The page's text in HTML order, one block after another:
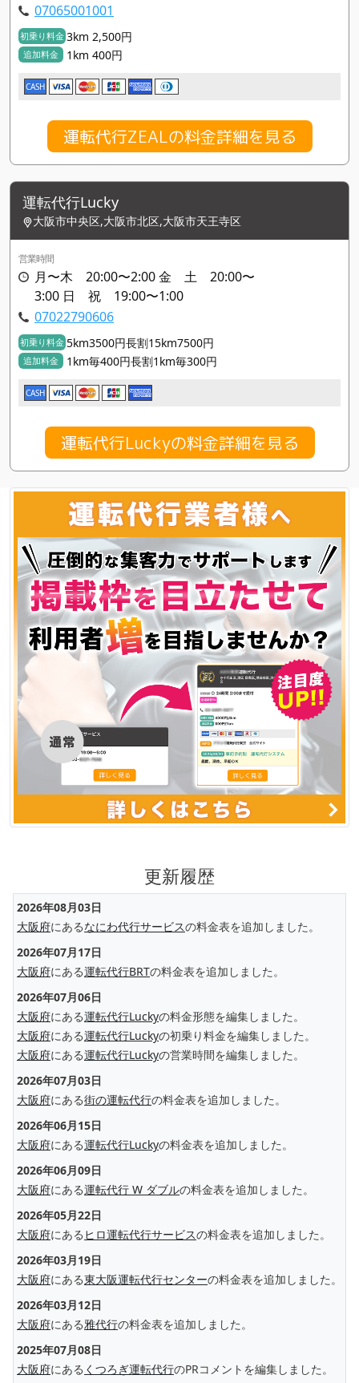
07065001001
初乗り料金 3km 2,500円
追加料金 1km 400円
CASH
運転代行ZEALの料金詳細を見る
運転代行Lucky
大阪市中央区,大阪市北区,大阪市天王寺区
営業時間
月〜木 20:00〜2:00 金 土 20:00〜
3:00 日 祝 19:00〜1:00
07022790606
初乗り料金 5km3500円長割15km7500円
追加料金 1km毎400円長割1km毎300円
CASH
運転代行Luckyの料金詳細を見る
更新履歴
2026年08月03日
大阪府にあるなにわ代行サービスの料金表を追加しました。
2026年07月17日
大阪府にある運転代行BRTの料金表を追加しました。
2026年07月06日
大阪府にある運転代行Luckyの料金形態を編集しました。
大阪府にある運転代行Luckyの初乗り料金を編集しました。
大阪府にある運転代行Luckyの営業時間を編集しました。
2026年07月03日
大阪府にある街の運転代行の料金表を追加しました。
2026年06月15日
大阪府にある運転代行Luckyの料金表を追加しました。
2026年06月09日
大阪府にある運転代行 W ダブルの料金表を追加しました。
2026年05月22日
大阪府にある ヒロ運転代行サービスの料金表を追加しました。
2026年03月19日
大阪府にある東大阪運転代行センターの料金表を追加しました。
2026年03月12日
大阪府にある雅代行の料金表を追加しました。
2025年07月08日
大阪府にある くつろぎ運転代行のPRコメントを編集しました。